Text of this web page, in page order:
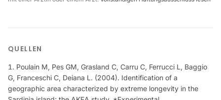
QUELLEN
Poulain M, Pes GM, Grasland C, Carru C, Ferrucci L, Baggio
G, Franceschi C, Deiana L. (2004). Identification of a
geographic area characterized by extreme longevity in the